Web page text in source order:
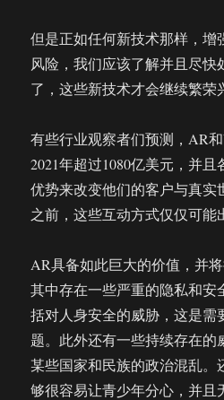
但是正如任何新技术那样，增
风险，我们应该了解并且尽
了，这些新技术才会继续繁荣
有些行业观察者们预测，AR
2021年超过1080亿美元，并
优势来改变他们的客户与真实
之前，这些互动方式仅仅可能
AR具备如此巨大的价值，并
其中存在一些严重的隐私和安
括对人身安全的威胁，这是需
题。此外还有一些持续存在的
某些国家和民族的政治混乱
够很容易让青少年分心，并且